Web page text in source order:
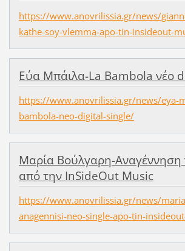
https://www.anovrilissia.gr/news/
kathe-soy-vlemma-apo-tin-insideout-
Εύα Μπάιλα-La Bambola νέο
https://www.anovrilissia.gr/news/eya-
bambola-neo-digital-single/
Μαρία Βούλγαρη-Αναγέννηση
από την InSideOut Music
https://www.anovrilissia.gr/news/
anagennisi-neo-single-apo-tin-